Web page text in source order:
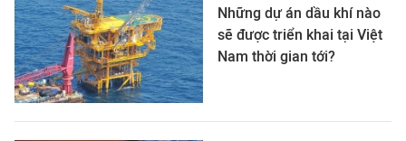
Những dự án dầu khí nào
sẽ được triển khai tại Việt
Nam thời gian tới?